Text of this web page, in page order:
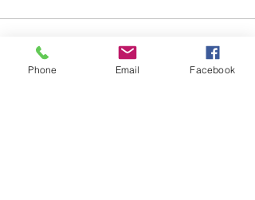
Partager cet événement
Phone Email Facebook